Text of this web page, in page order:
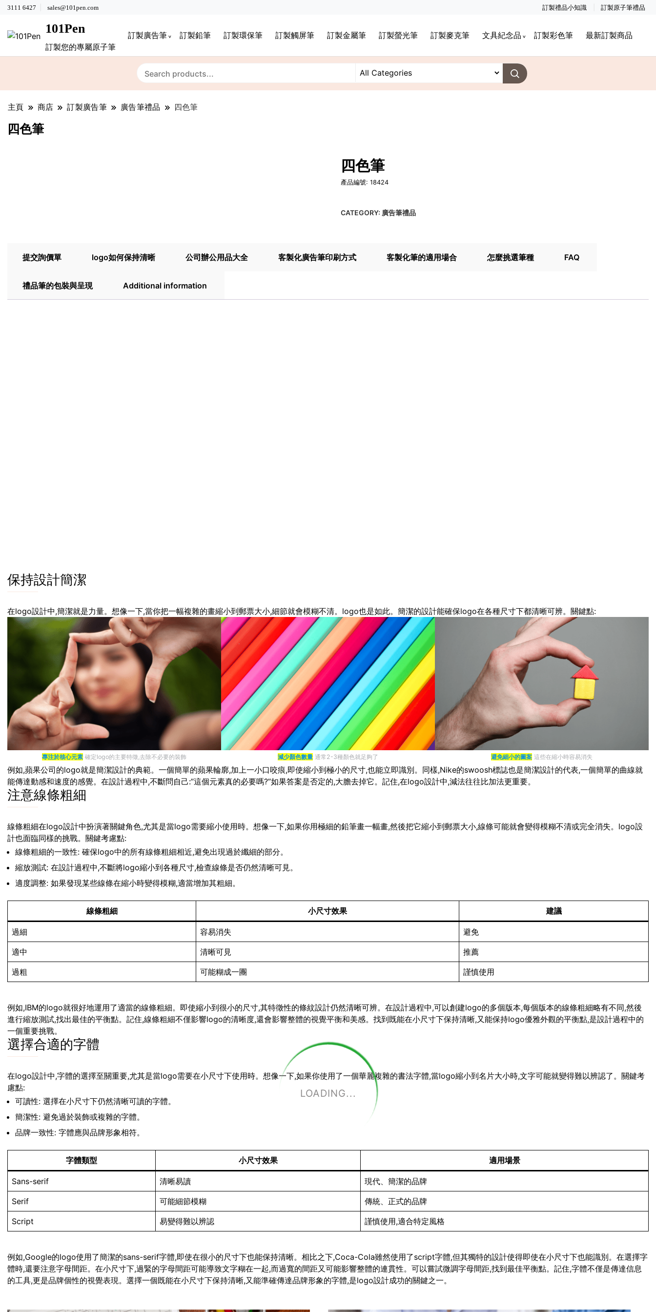
3111 6427 sales@101pen.com 訂製禮品小知識 訂製原子筆禮品
101Pen
訂製您的專屬原子筆
訂製廣告筆 訂製鉛筆 訂製環保筆 訂製觸屏筆 訂製金屬筆 訂製螢光筆 訂製麥克筆 文具紀念品 訂製彩色筆 最新訂製商品
主頁 商店 訂製廣告筆 廣告筆禮品 四色筆
四色筆
LOADING...
四色筆
產品編號: 18424
CATEGORY: 廣告筆禮品
提交詢價單 logo如何保持清晰 公司辦公用品大全 客製化廣告筆印刷方式 客製化筆的適用場合 怎麼挑選筆種 FAQ
禮品筆的包裝與呈現 Additional information
保持設計簡潔
在logo設計中,簡潔就是力量。想像一下,當你把一幅複雜的畫縮小到郵票大小,細節就會模糊不清。logo也是如此。簡潔的設計能確保logo在各種尺寸下都清晰可辨。關鍵點:
專注於核心元素 確定logo的主要特徵,去除不必要的裝飾 減少顏色數量 通常2-3種顏色就足夠了 避免細小的圖案 這些在縮小時容易消失
例如,蘋果公司的logo就是簡潔設計的典範。一個簡單的蘋果輪廓,加上一小口咬痕,即使縮小到極小的尺寸,也能立即識別。同樣,Nike的swoosh標誌也是簡潔設計的代表,一個簡單的曲線就
能傳達動感和速度的感覺。在設計過程中,不斷問自己:”這個元素真的必要嗎?”如果答案是否定的,大膽去掉它。記住,在logo設計中,減法往往比加法更重要。
注意線條粗細
線條粗細在logo設計中扮演著關鍵角色,尤其是當logo需要縮小使用時。想像一下,如果你用極細的鉛筆畫一幅畫,然後把它縮小到郵票大小,線條可能就會變得模糊不清或完全消失。logo設
計也面臨同樣的挑戰。關鍵考慮點:
線條粗細的一致性: 確保logo中的所有線條粗細相近,避免出現過於纖細的部分。
縮放測試: 在設計過程中,不斷將logo縮小到各種尺寸,檢查線條是否仍然清晰可見。
適度調整: 如果發現某些線條在縮小時變得模糊,適當增加其粗細。
線條粗細 小尺寸效果 建議
過細 容易消失 避免
適中 清晰可見 推薦
過粗 可能糊成一團 謹慎使用
例如,IBM的logo就很好地運用了適當的線條粗細。即使縮小到很小的尺寸,其特徵性的條紋設計仍然清晰可辨。在設計過程中,可以創建logo的多個版本,每個版本的線條粗細略有不同,然後
進行縮放測試,找出最佳的平衡點。記住,線條粗細不僅影響logo的清晰度,還會影響整體的視覺平衡和美感。找到既能在小尺寸下保持清晰,又能保持logo優雅外觀的平衡點,是設計過程中的
一個重要挑戰。
選擇合適的字體
在logo設計中,字體的選擇至關重要,尤其是當logo需要在小尺寸下使用時。想像一下,如果你使用了一個華麗複雜的書法字體,當logo縮小到名片大小時,文字可能就變得難以辨認了。關鍵考
慮點:
可讀性: 選擇在小尺寸下仍然清晰可讀的字體。
簡潔性: 避免過於裝飾或複雜的字體。
品牌一致性: 字體應與品牌形象相符。
字體類型 小尺寸效果 適用場景
Sans-serif 清晰易讀 現代、簡潔的品牌
Serif 可能細節模糊 傳統、正式的品牌
Script 易變得難以辨認 謹慎使用,適合特定風格
例如,Google的logo使用了簡潔的sans-serif字體,即使在很小的尺寸下也能保持清晰。相比之下,Coca-Cola雖然使用了script字體,但其獨特的設計使得即使在小尺寸下也能識別。在選擇字
體時,還要注意字母間距。在小尺寸下,過緊的字母間距可能導致文字糊在一起,而過寬的間距又可能影響整體的連貫性。可以嘗試微調字母間距,找到最佳平衡點。記住,字體不僅是傳達信息
的工具,更是品牌個性的視覺表現。選擇一個既能在小尺寸下保持清晰,又能準確傳達品牌形象的字體,是logo設計成功的關鍵之一。